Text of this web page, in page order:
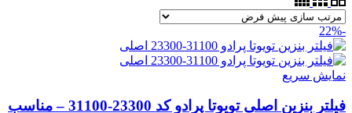
-22%
نمایش سریع
فیلتر بنزین اصلی تویوتا پرادو کد 23300-31100 – مناسب